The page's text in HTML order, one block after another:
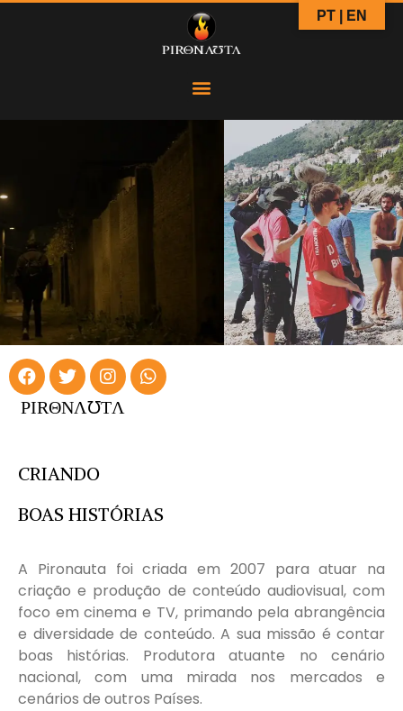
PIRΘNΛ℧TΛ
CRIANDO
BOAS HISTÓRIAS
A Pironauta foi criada em 2007 para atuar na
criação e produção de conteúdo audiovisual, com
foco em cinema e TV, primando pela abrangência
e diversidade de conteúdo. A sua missão é contar
boas histórias. Produtora atuante no cenário
nacional, com uma mirada nos mercados e
cenários de outros Países.
PT | EN